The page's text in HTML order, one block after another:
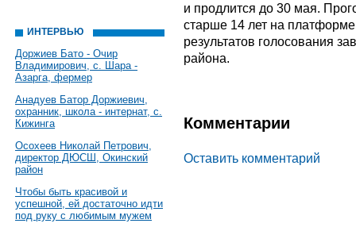
ИНТЕРВЬЮ
Доржиев Бато - Очир
Владимирович, с. Шара -
Азарга, фермер
Анадуев Батор Доржиевич,
охранник, школа - интернат, с.
Кижинга
Осохеев Николай Петрович,
директор ДЮСШ, Окинский
район
Чтобы быть красивой и
успешной, ей достаточно идти
под руку с любимым мужем
и продлится до 30 мая.
старше 14 лет на
результатов голосования
района.
Комментарии
Оставить комментарий